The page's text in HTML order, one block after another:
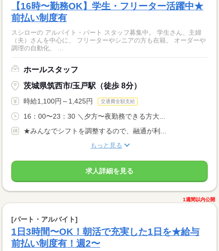
【16時〜勤務OK】学生・フリーター活躍中★
前払い制度有
スシローの アルバイト・パート スタッフ募集中。 学生さん、主婦
（夫）さんを中心に、 フリーターやシニアの方も在籍。 オーダーや
調理の自動化、 ...
ホールスタッフ
茨城県筑西市/玉戸駅（徒歩 8分）
時給1,100円～1,425円 交通費全額支給
16：00〜23：30 ＼夕方〜夜勤務できる方大...
★みんなでシフトを調整するので、融通が利...
もっと見る
求人詳細を見る
1週間以内公開
[パート・アルバイト]
1日3時間〜OK！朝活で充実した1日を★給与
前払い制度有！週2〜